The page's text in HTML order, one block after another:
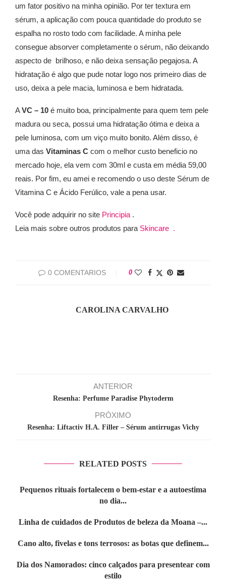
um fator positivo na minha opinião. Por ter textura em
sérum, a aplicação com pouca quantidade do produto se
espalha no rosto todo com facilidade. A minha pele
consegue absorver completamente o sérum, não deixando
aspecto de brilhoso, e não deixa sensação pegajosa. A
hidratação é algo que pude notar logo nos primeiro dias de
uso, deixa a pele macia, luminosa e bem hidratada.
AVC – 10 é muito boa, principalmente para quem tem pele
madura ou seca, possui uma hidratação ótima e deixa a
pele luminosa, com um viço muito bonito. Além disso, é
uma das Vitaminas C com o melhor custo beneficio no
mercado hoje, ela vem com 30ml e custa em média 59,00
reais. Por fim, eu amei e recomendo o uso deste Sérum de
Vitamina C e Ácido Ferúlico, vale a pena usar.
Você pode adquirir no site Principia .
Leia mais sobre outros produtos para Skincare .
0 COMENTARIOS 0
CAROLINA CARVALHO
ANTERIOR
Resenha: Perfume Paradise Phytoderm
PRÓXIMO
Resenha: Liftactiv H.A. Filler – Sérum antirrugas Vichy
RELATED POSTS
Pequenos rituais fortalecem o bem-estar e a autoestima
no dia...
Linha de cuidados de Produtos de beleza da Moana –...
Cano alto, fivelas e tons terrosos: as botas que definem...
Dia dos Namorados: cinco calçados para presentear com
estilo